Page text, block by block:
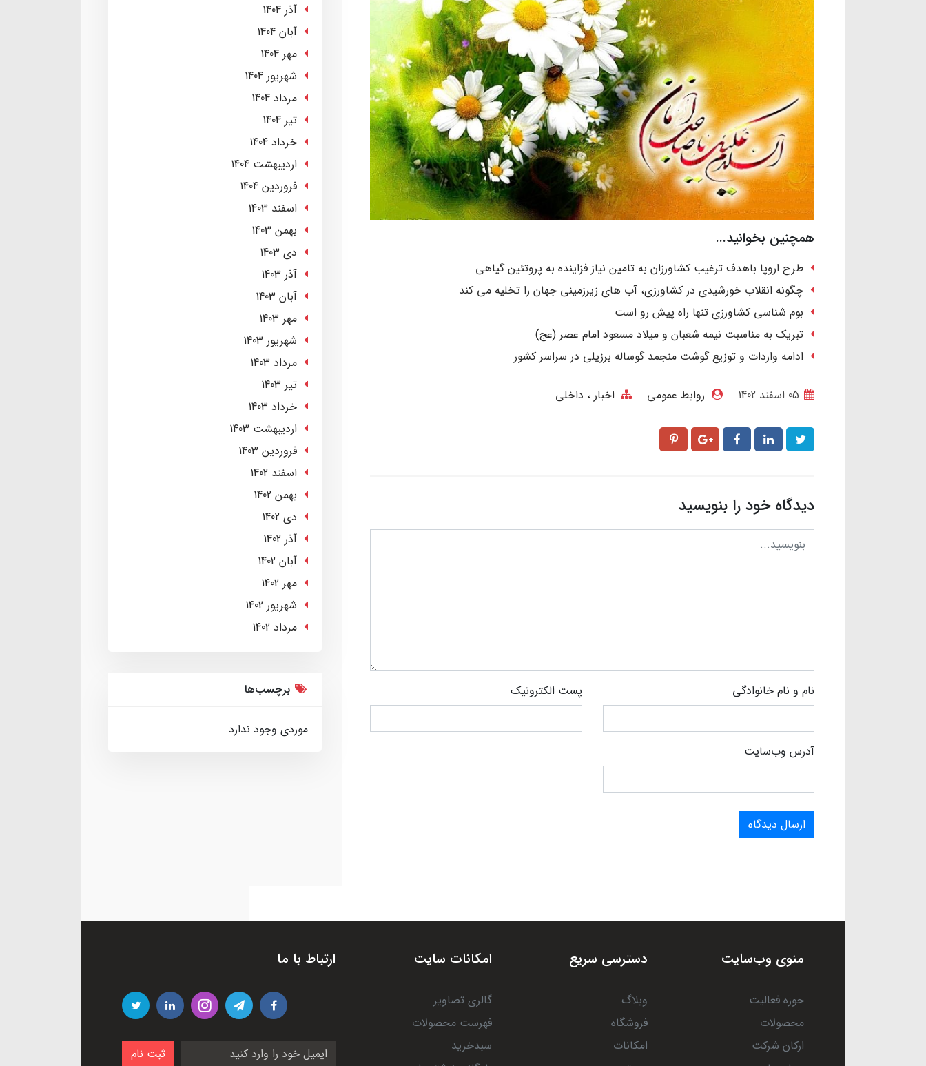
همچنین بخوانید...
طرح اروپا باهدف ترغیب کشاورزان به تامین نیاز فزاینده به پروتئین گیاهی
چگونه انقلاب خورشیدی در کشاورزی، آب های زیرزمینی جهان را تخلیه می کند
بوم شناسی کشاورزی تنها راه پیش رو است
تبریک به مناسبت نیمه شعبان و میلاد مسعود امام عصر (عج)
ادامه واردات و توزیع گوشت منجمد گوساله برزیلی در سراسر کشور
روابط عمومی اخبار داخلی
دیدگاه خود را بنویسید
نام و نام خانوادگی پست الکترونیک
آدرس وب‌سایت
ارسال دیدگاه
آذر 1404
آبان 1404
مهر 1404
شهریور 1404
مرداد 1404
تير 1404
خرداد 1404
ارديبهشت 1404
فروردین 1404
اسفند 1403
بهمن 1403
دی 1403
آذر 1403
آبان 1403
مهر 1403
شهریور 1403
مرداد 1403
تير 1403
خرداد 1403
ارديبهشت 1403
فروردین 1403
اسفند 1402
بهمن 1402
دی 1402
آذر 1402
آبان 1402
مهر 1402
شهریور 1402
مرداد 1402
برچسب‌ها
موردی وجود ندارد.
منوی وب‌سایت
حوزه فعالیت
محصولات
ارکان شرکت
دسترسی سریع
وبلاگ
فروشگاه
امکانات
امکانات سایت
گالری تصاویر
فهرست محصولات
سبدخرید
ارتباط با ما
ثبت نام